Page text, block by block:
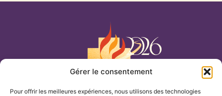
Gérer le consentement
Pour offrir les meilleures expériences, nous utilisons des technologies